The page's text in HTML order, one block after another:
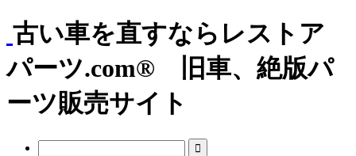
古い車を直すならレストア
パーツ.com® 旧車、絶版パ
ーツ販売サイト